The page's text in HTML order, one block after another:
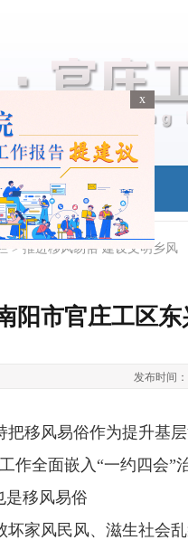
政务公开
> 推进移风易俗 建设文明乡风
阳市官庄工区
发布时间：
移风易俗作为提升基
作全面嵌入“一约四会
是移风易俗
坏家风民风、滋生社会
x
x